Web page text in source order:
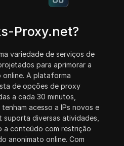
Proxy.net?
variedade de serviços de
para aprimorar a
online. A plataforma
de opções de proxy
a cada 30 minutos,
acesso a IPs novos e
diversas atividades,
a conteúdo com restrição
anonimato online. Com